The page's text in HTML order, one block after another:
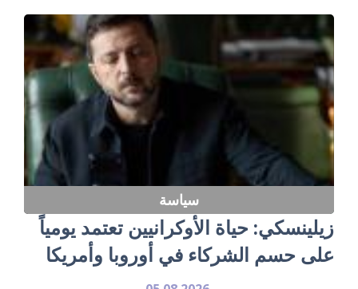
سياسة
زيلينسكي: حياة الأوكرانيين تعتمد يومياً
على حسم الشركاء في أوروبا وأمريكا